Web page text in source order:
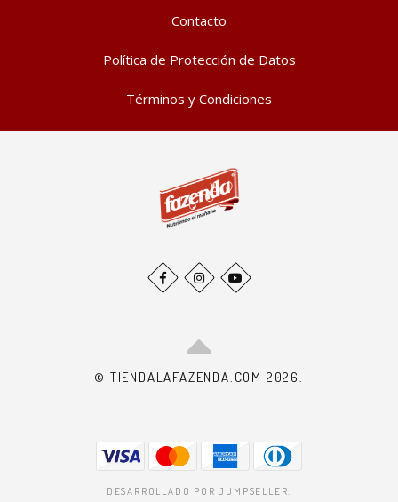
Contacto
Política de Protección de Datos
Términos y Condiciones
© TIENDALAFAZENDA.COM 2026.
DESARROLLADO POR JUMPSELLER